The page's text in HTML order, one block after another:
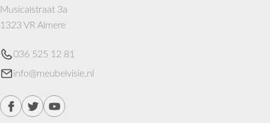
Musicalstraat 3a
1323 VR Almere
036 525 12 81
info@meubelvisie.nl